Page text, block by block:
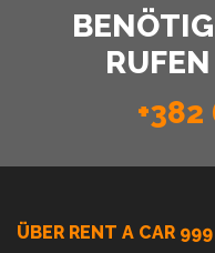
ÜBER RENT A CAR 999